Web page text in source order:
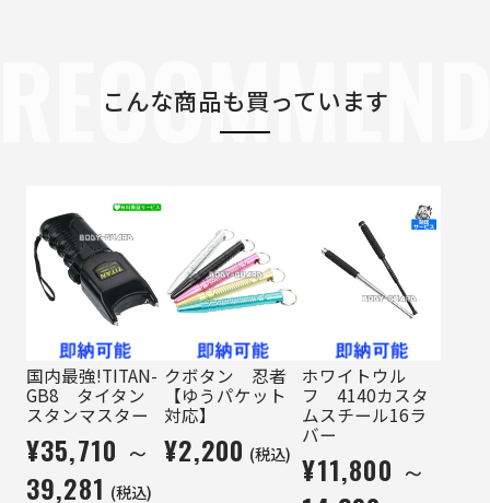
こんな商品も買っています
国内最強!TITAN-
GB8 タイタン
スタンマスター
¥35,710 ～
39,281 (税込)
クボタン 忍者
【ゆうパケット
対応】
¥2,200 (税込)
ホワイトウル
フ 4140カスタ
ムスチール16ラ
バー
¥11,800 ～